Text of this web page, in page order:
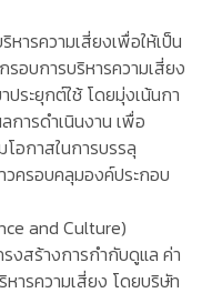
รความเสี่ยงเพื่อให้เป็น
อบการบริหารความเสี่ยง
ประยุกต์ใช้ โดยมุ่งเน้นกา
ารดำเนินงาน เพื่อ
อกาสในการบรรลุ
ครอบคลุมองค์ประกอบ
and Culture)
สร้างการกำกับดูแล ค่า
ารความเสี่ยง โดยบริษัท